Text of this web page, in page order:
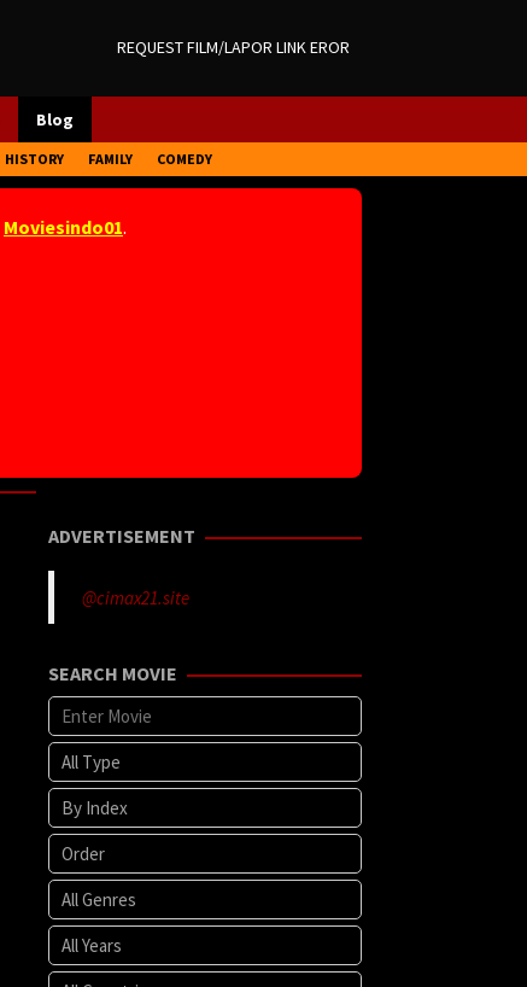
REQUEST FILM/LAPOR LINK EROR
Blog
HISTORY FAMILY COMEDY
Moviesindo01.
ADVERTISEMENT
@cimax21.site
SEARCH MOVIE